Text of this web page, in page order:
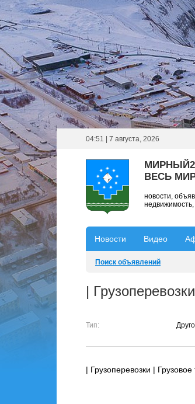
04:51 | 7 августа, 2026
ВЕСЬ
новости,
недвижимость,
Новости Видео
Поиск объявлений
|
Тип:
| Грузоперевозки |